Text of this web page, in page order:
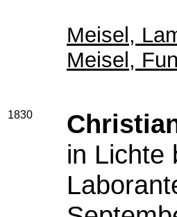
Meisel,
Meisel,
1830
in Lichte